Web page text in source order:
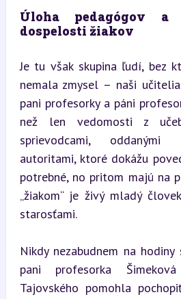
Úloha pedagógov
dospelosti žiakov
Je tu však skupina ľudí, bez
nemala zmysel – naši
pani profesorky a páni
než len vedomosti z
sprievodcami,
autoritami, ktoré dokážu
potrebné, no pritom majú na
„žiakom“ je živý mladý
starosťami.
Nikdy nezabudnem na
pani profesorka
Tajovského pomohla